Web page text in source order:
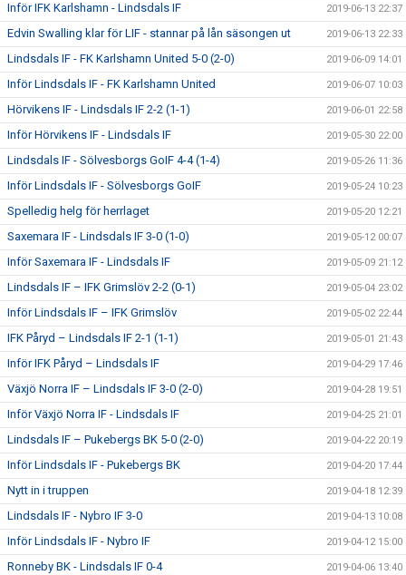
Inför IFK Karlshamn - Lindsdals IF 2019-06-13 22:37
Edvin Swalling klar för LIF - stannar på lån säsongen ut 2019-06-13 22:33
Lindsdals IF - FK Karlshamn United 5-0 (2-0) 2019-06-09 14:01
Inför Lindsdals IF - FK Karlshamn United 2019-06-07 10:03
Hörvikens IF - Lindsdals IF 2-2 (1-1) 2019-06-01 22:58
Inför Hörvikens IF - Lindsdals IF 2019-05-30 22:00
Lindsdals IF - Sölvesborgs GoIF 4-4 (1-4) 2019-05-26 11:36
Inför Lindsdals IF - Sölvesborgs GoIF 2019-05-24 10:23
Spelledig helg för herrlaget 2019-05-20 12:21
Saxemara IF - Lindsdals IF 3-0 (1-0) 2019-05-12 00:07
Inför Saxemara IF - Lindsdals IF 2019-05-09 21:12
Lindsdals IF – IFK Grimslöv 2-2 (0-1) 2019-05-04 23:02
Inför Lindsdals IF – IFK Grimslöv 2019-05-02 22:44
IFK Påryd – Lindsdals IF 2-1 (1-1) 2019-05-01 21:43
Inför IFK Påryd – Lindsdals IF 2019-04-29 17:46
Växjö Norra IF – Lindsdals IF 3-0 (2-0) 2019-04-28 19:51
Inför Växjö Norra IF - Lindsdals IF 2019-04-25 21:01
Lindsdals IF – Pukebergs BK 5-0 (2-0) 2019-04-22 20:19
Inför Lindsdals IF - Pukebergs BK 2019-04-20 17:44
Nytt in i truppen 2019-04-18 12:39
Lindsdals IF - Nybro IF 3-0 2019-04-13 10:08
Inför Lindsdals IF - Nybro IF 2019-04-12 15:00
Ronneby BK - Lindsdals IF 0-4 2019-04-06 13:40